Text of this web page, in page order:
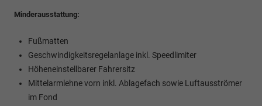
Minderausstattung:
Fußmatten
Geschwindigkeitsregelanlage inkl. Speedlimiter
Höheneinstellbarer Fahrersitz
Mittelarmlehne vorn inkl. Ablagefach sowie Luftausströmer
im Fond